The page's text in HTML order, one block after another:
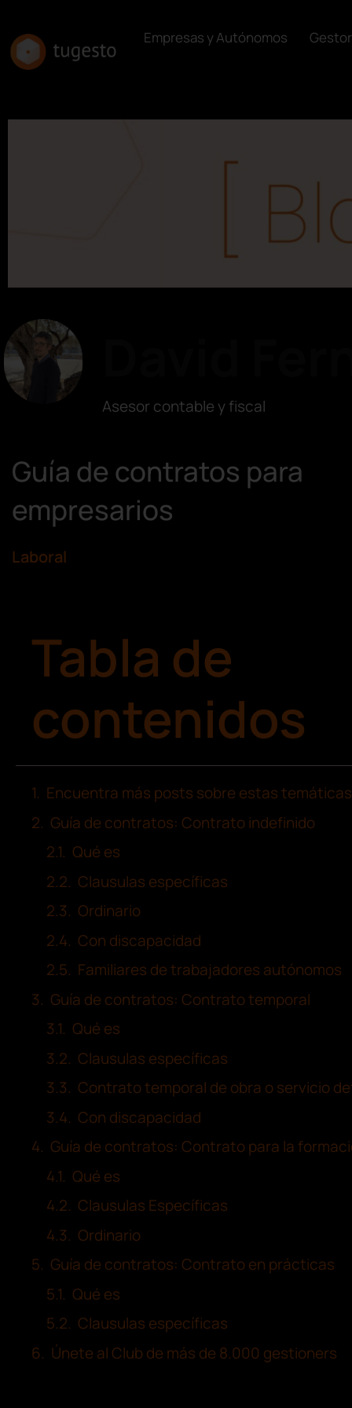
Empresas y Autónomos
Asesor contable y fiscal
Guía de contratos para
empresarios
Laboral
Tabla de
contenidos
Encuentra más posts sobre estas temáticas
Guía de contratos: Contrato indefinido
Qué es
Clausulas específicas
Ordinario
Con discapacidad
Familiares de trabajadores autónomos
Guía de contratos: Contrato temporal
Qué es
Clausulas específicas
Contrato temporal de obra o servicio
Con discapacidad
Guía de contratos: Contrato para la
Qué es
Clausulas Específicas
Ordinario
Guía de contratos: Contrato en prácticas
Qué es
Clausulas específicas
Únete al Club de más de 8.000 gestioners